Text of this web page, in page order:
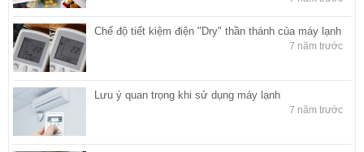
Chế độ tiết kiệm điện "Dry" thần thánh của máy lạnh
7 năm trước
Lưu ý quan trọng khi sử dụng máy lạnh
7 năm trước